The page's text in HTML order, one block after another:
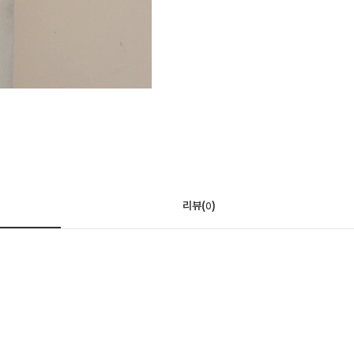
리뷰(0)